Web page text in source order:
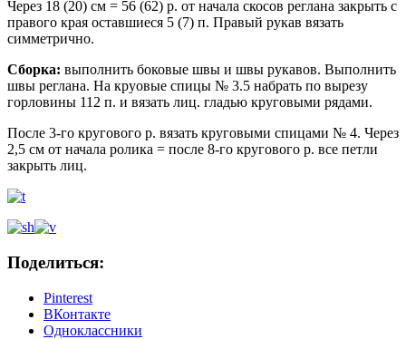
Через 18 (20) см = 56 (62) р. от начала скосов реглана закрыть с
правого края оставшиеся 5 (7) п. Правый рукав вязать
симметрично.
Сборка: выполнить боковые швы и швы рукавов. Выполнить
швы реглана. На круовые спицы № 3.5 набрать по вырезу
горловины 112 п. и вязать лиц. гладью круговыми рядами.
После 3-го кругового р. вязать круговыми спицами № 4. Через
2,5 см от начала ролика = после 8-го кругового р. все петли
закрыть лиц.
Поделиться:
Pinterest
ВКонтакте
Одноклассники